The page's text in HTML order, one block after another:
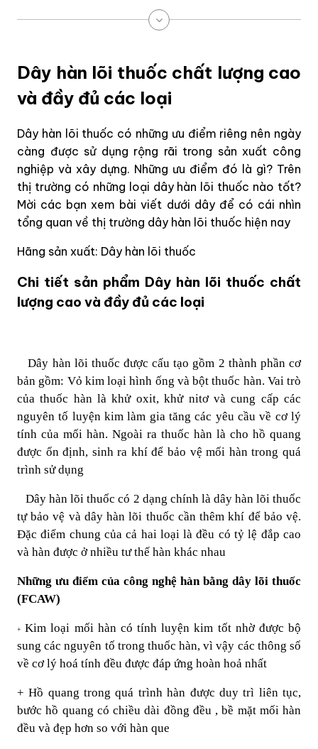
Dây hàn lõi thuốc chất lượng cao
và đầy đủ các loại
Dây hàn lõi thuốc có những ưu điểm riêng nên ngày
càng được sử dụng rộng rãi trong sản xuất công
nghiệp và xây dựng. Những ưu điểm đó là gì? Trên
thị trường có những loại dây hàn lõi thuốc nào tốt?
Mời các bạn xem bài viết dưới dây để có cái nhìn
tổng quan về thị trường dây hàn lõi thuốc hiện nay
Hãng sản xuất: Dây hàn lõi thuốc
Chi tiết sản phẩm Dây hàn lõi thuốc chất
lượng cao và đầy đủ các loại
Dây hàn lõi thuốc được cấu tạo gồm 2 thành phần cơ
bản gồm: Vỏ kim loại hình ống và bột thuốc hàn. Vai trò
của thuốc hàn là khử oxit, khử nitơ và cung cấp các
nguyên tố luyện kim làm gia tăng các yêu cầu về cơ lý
tính của mối hàn. Ngoài ra thuốc hàn là cho hồ quang
được ổn định, sinh ra khí để bảo vệ mối hàn trong quá
trình sử dụng
Dây hàn lõi thuốc có 2 dạng chính là dây hàn lõi thuốc
tự bảo vệ và dây hàn lõi thuốc cần thêm khí để bảo vệ.
Đặc điểm chung của cả hai loại là đều có tỷ lệ đắp cao
và hàn được ở nhiều tư thế hàn khác nhau
Những ưu điểm của công nghệ hàn bằng dây lõi thuốc
(FCAW)
+ Kim loại mối hàn có tính luyện kim tốt nhờ được bộ
sung các nguyên tố trong thuốc hàn, vì vậy các thông số
về cơ lý hoá tính đều được đáp ứng hoàn hoả nhất
+ Hồ quang trong quá trình hàn được duy trì liên tục,
bước hồ quang có chiều dài đồng đều , bề mặt mối hàn
đều và đẹp hơn so với hàn que